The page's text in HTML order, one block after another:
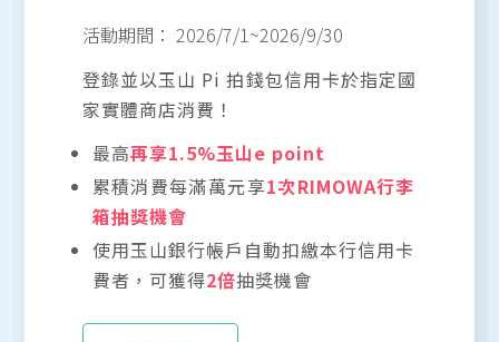
活動期間： 2026/7/1~2026/9/30
登錄並以玉山 Pi 拍錢包信用卡於指定國
家實體商店消費！
最高再享1.5%玉山e point
累積消費每滿萬元享1次RIMOWA行李
箱抽獎機會
使用玉山銀行帳戶自動扣繳本行信用卡
費者，可獲得2倍抽獎機會